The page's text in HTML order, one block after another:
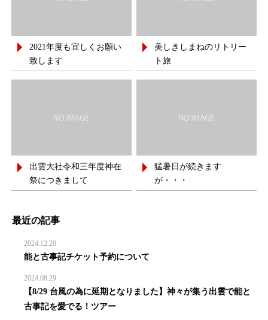
2021年度も宜しくお願い
致します
美しきしまねのリトリー
ト旅
出雲大社令和三年度神在
祭につきまして
猛暑日が続きます
が・・・
最近の記事
2024.12.20
能と古事記チケット予約について
2024.08.29
【8/29 台風の為に延期となりました】神々が集う出雲で能と
古事記を愛でる！ツアー